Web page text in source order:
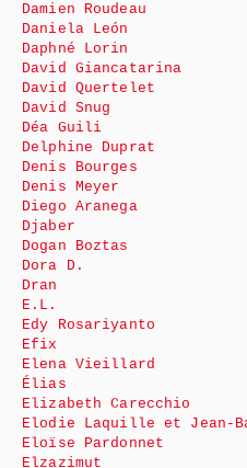
Damien Roudeau
Daniela León
Daphné Lorin
David Giancatarina
David Quertelet
David Snug
Déa Guili
Delphine Duprat
Denis Bourges
Denis Meyer
Diego Aranega
Djaber
Dogan Boztas
Dora D.
Dran
E.L.
Edy Rosariyanto
Efix
Elena Vieillard
Élias
Elizabeth Carecchio
Elodie Laquille et Jean-
Eloïse Pardonnet
Elzazimut